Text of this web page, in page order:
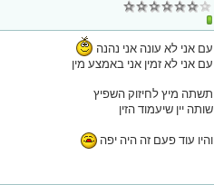
עם אני לא עונה אני נהנה
עם אני לא זמין אני באמצע מין
תשתה מיץ לחיזוק השפיץ
שותה יין שיעמוד הזין
והיו עוד פעם זה היה יפה